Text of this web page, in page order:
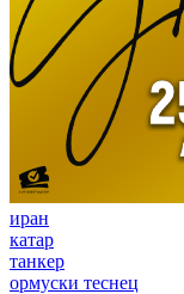
иран
катар
танкер
ормуски теснец